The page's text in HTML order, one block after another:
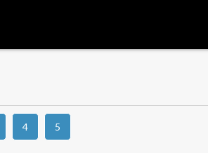
4 5